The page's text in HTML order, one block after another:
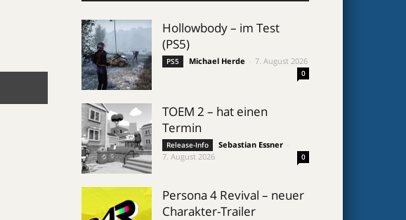
Hollowbody – im Test
(PS5)
PS5 Michael Herde 7. August 2026
0
TOEM 2 – hat einen
Termin
Release-Info Sebastian Essner
7. August 2026
0
Persona 4 Revival – neuer
Charakter-Trailer